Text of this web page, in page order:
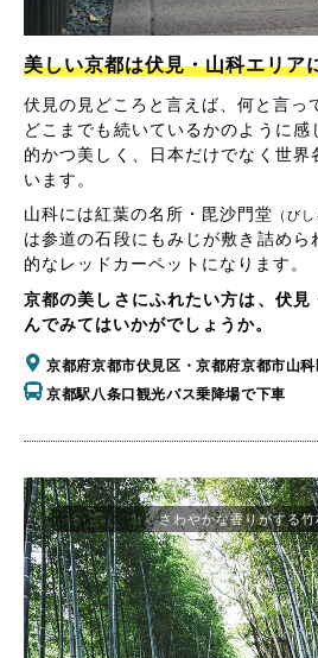
美しい京都は伏見・山科エリア
伏見の見どころと言えば、何と言っ
どこまでも続いているかのように感
的かつ美しく、日本だけでなく世界
います。
山科には紅葉の名所・毘沙門堂 （び
は参道の石段にもみじが敷き詰めら
的なレッドカーペットになります。
京都の美しさにふれたい方は、伏見
んでみてはいかがでしょうか。
京都府京都市伏見区・京都府京都市山科
京都駅八条口観光バス乗降場で下車
さわやかな香りがする